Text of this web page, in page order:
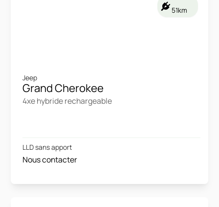
Jeep
Grand Cherokee
4xe hybride rechargeable
LLD sans apport
Nous contacter
51km